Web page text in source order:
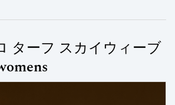
ターフ スカイウィーブ